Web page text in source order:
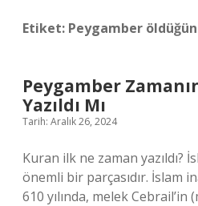
Etiket: Peygamber
Peygamber
Yazıldı Mı
Tarih: Aralık 26, 2024
Kuran ilk ne zaman yazıldı?
önemli bir parçasıdır. İslam
610 yılında, melek